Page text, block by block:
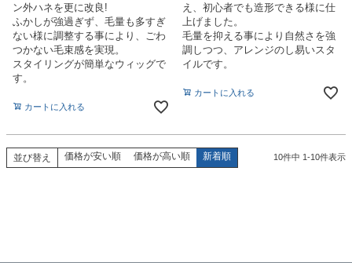
ン外ハネを更に改良!
ふかしが強過ぎず、毛量も多すぎ
ない様に調整する事により、ごわ
つかない毛束感を実現。
スタイリングが簡単なウィッグで
す。
カートに入れる
え、初心者でも造形できる様に仕
上げました。
毛量を抑える事により自然さを強
調しつつ、アレンジのし易いスタ
イルです。
カートに入れる
並び替え 価格が安い順 価格が高い順 新着順 10件中 1-10件表示